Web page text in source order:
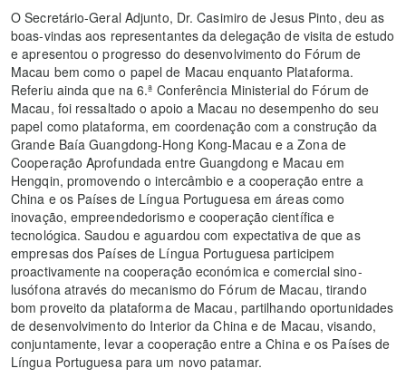
O Secretário-Geral Adjunto, Dr. Casimiro de Jesus Pinto, deu as
boas-vindas aos representantes da delegação de visita de estudo
e apresentou o progresso do desenvolvimento do Fórum de
Macau bem como o papel de Macau enquanto Plataforma.
Referiu ainda que na 6.ª Conferência Ministerial do Fórum de
Macau, foi ressaltado o apoio a Macau no desempenho do seu
papel como plataforma, em coordenação com a construção da
Grande Baía Guangdong-Hong Kong-Macau e a Zona de
Cooperação Aprofundada entre Guangdong e Macau em
Hengqin, promovendo o intercâmbio e a cooperação entre a
China e os Países de Língua Portuguesa em áreas como
inovação, empreendedorismo e cooperação científica e
tecnológica. Saudou e aguardou com expectativa de que as
empresas dos Países de Língua Portuguesa participem
proactivamente na cooperação económica e comercial sino-
lusófona através do mecanismo do Fórum de Macau, tirando
bom proveito da plataforma de Macau, partilhando oportunidades
de desenvolvimento do Interior da China e de Macau, visando,
conjuntamente, levar a cooperação entre a China e os Países de
Língua Portuguesa para um novo patamar.